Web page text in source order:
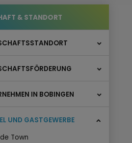
& STANDORT
IN BOBINGEN
UND GASTGEWERBE
Town